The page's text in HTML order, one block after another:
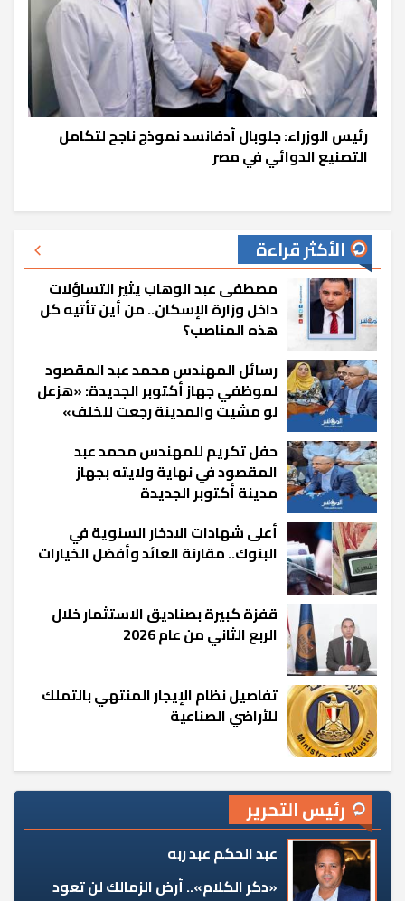
رئيس الوزراء: جلوبال أدفانسد نموذج ناجح لتكامل
التصنيع الدوائي في مصر
الأكثر قراءة
مصطفى عبد الوهاب يثير التساؤلات
داخل وزارة الإسكان.. من أين تأتيه كل
هذه المناصب؟
رسائل المهندس محمد عبد المقصود
لموظفي جهاز أكتوبر الجديدة: «هزعل
لو مشيت والمدينة رجعت للخلف»
حفل تكريم للمهندس محمد عبد
المقصود في نهاية ولايته بجهاز
مدينة أكتوبر الجديدة
أعلى شهادات الادخار السنوية في
البنوك.. مقارنة العائد وأفضل الخيارات
قفزة كبيرة بصناديق الاستثمار خلال
الربع الثاني من عام 2026
تفاصيل نظام الإيجار المنتهي بالتملك
للأراضي الصناعية
رئيس التحرير
عبد الحكم عبد ربه
«دكر الكلام».. أرض الزمالك لن تعود